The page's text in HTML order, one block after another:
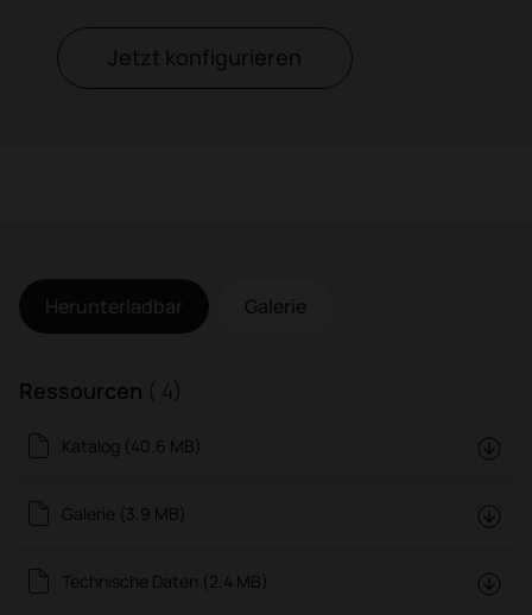
Jetzt konfigurieren
Herunterladbar Galerie
Ressourcen ( 4)
Katalog (40.6 MB)
Galerie (3.9 MB)
Technische Daten (2.4 MB)